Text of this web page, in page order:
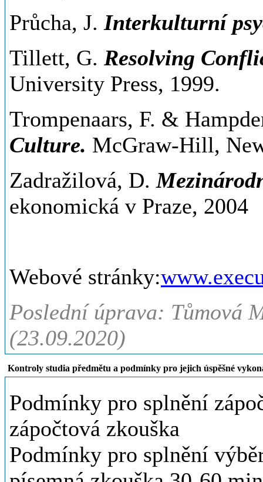
Průcha, J. Interkulturní
Tillett, G. Resolving
University Press, 1999.
Trompenaars, F. &
Culture. McGraw-Hill,
Zadražilová, D.
ekonomická v Praze, 2004
Webové stránky:
Poslední úprava: Tůmová
(23.09.2020)
Kontroly studia předmětu a podmínky pro jejich úspěšné
Podmínky pro splnění
zápočtová zkouška
Podmínky pro splnění